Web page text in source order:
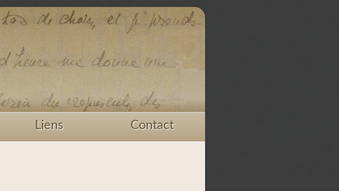
Liens Contact